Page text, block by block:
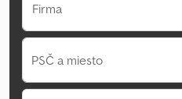
Firma
PSČ a miesto